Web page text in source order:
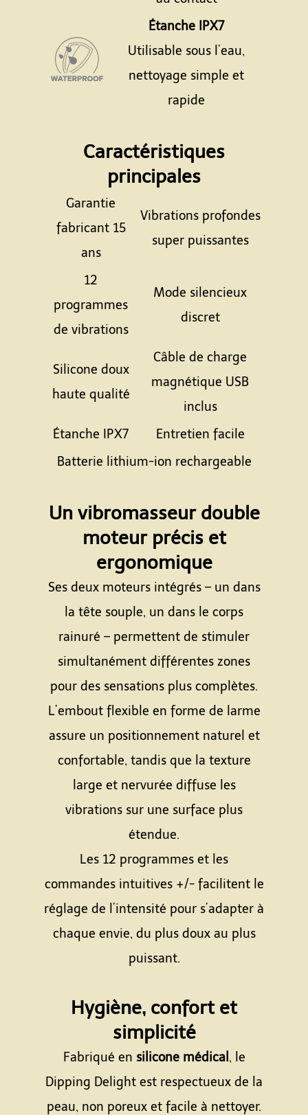
Étanche IPX7
Utilisable sous l’eau,
nettoyage simple et
rapide
Caractéristiques
principales
Garantie
fabricant 15
ans
Vibrations profondes
super puissantes
12
programmes
de vibrations
Mode silencieux
discret
Silicone doux
haute qualité
Câble de charge
magnétique USB
inclus
Étanche IPX7
Entretien facile
Batterie lithium-ion rechargeable
Un vibromasseur double
moteur précis et
ergonomique
Ses deux moteurs intégrés – un dans
la tête souple, un dans le corps
rainuré – permettent de stimuler
simultanément différentes zones
pour des sensations plus complètes.
L’embout flexible en forme de larme
assure un positionnement naturel et
confortable, tandis que la texture
large et nervurée diffuse les
vibrations sur une surface plus
étendue.
Les 12 programmes et les
commandes intuitives +/- facilitent le
réglage de l’intensité pour s’adapter à
chaque envie, du plus doux au plus
puissant.
Hygiène, confort et
simplicité
Fabriqué en silicone médical , le
Dipping Delight est respectueux de la
peau, non poreux et facile à nettoyer.